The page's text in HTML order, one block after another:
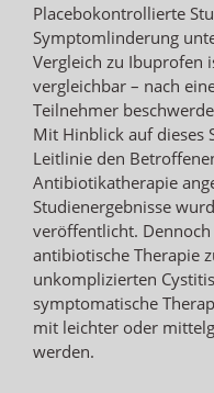
Placebokontrollierte
Symptomlinderung
Vergleich zu Ibuprofen
vergleichbar – nach
Teilnehmer
Mit Hinblick auf dieses
Leitlinie den
Antibiotikatherapie
Studienergebnisse
veröffentlicht.
antibiotische Therapie
unkomplizierten
symptomatische
mit leichter oder
werden.